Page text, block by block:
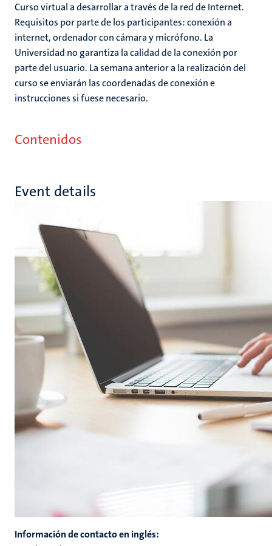
Curso virtual a desarrollar a través de la red de Internet.
Requisitos por parte de los participantes: conexión a
internet, ordenador con cámara y micrófono. La
Universidad no garantiza la calidad de la conexión por
parte del usuario. La semana anterior a la realización del
curso se enviarán las coordenadas de conexión e
instrucciones si fuese necesario.
Contenidos
Event details
Información de contacto en inglés: